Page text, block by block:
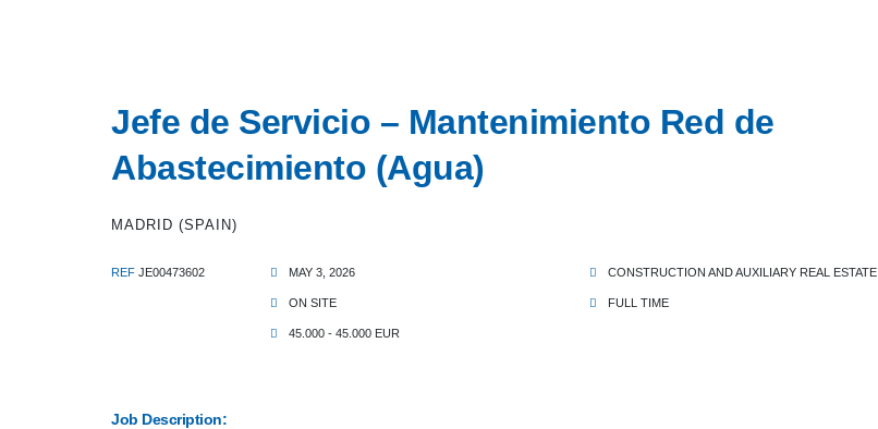
Jefe de Servicio – Mantenimiento Red de
Abastecimiento (Agua)
MADRID (SPAIN)
REF JE00473602 MAY 3, 2026 CONSTRUCTION AND AUXILIARY REAL ESTATE
ON SITE FULL TIME
45.000 - 45.000 EUR
Job Description: